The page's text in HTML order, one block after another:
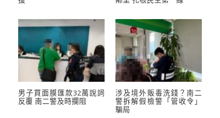
男子買面膜匯款32萬說詞
反覆 南二警及時攔阻
涉及境外販毒洗錢？南二
警拆解假檢警「管收令」
騙局